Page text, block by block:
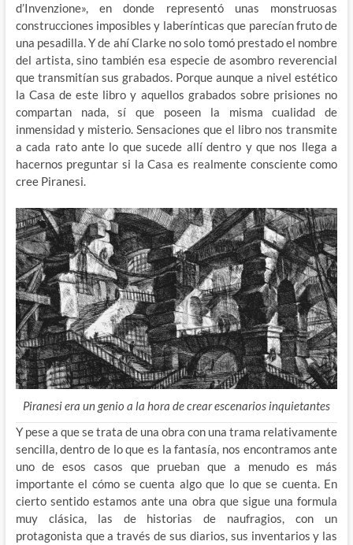
d’Invenzione», en donde representó unas monstruosas
construcciones imposibles y laberínticas que parecían fruto de
una pesadilla. Y de ahí Clarke no solo tomó prestado el nombre
del artista, sino también esa especie de asombro reverencial
que transmitían sus grabados. Porque aunque a nivel estético
la Casa de este libro y aquellos grabados sobre prisiones no
compartan nada, sí que poseen la misma cualidad de
inmensidad y misterio. Sensaciones que el libro nos transmite
a cada rato ante lo que sucede allí dentro y que nos llega a
hacernos preguntar si la Casa es realmente consciente como
cree Piranesi.
Piranesi era un genio a la hora de crear escenarios inquietantes
Y pese a que se trata de una obra con una trama relativamente
sencilla, dentro de lo que es la fantasía, nos encontramos ante
uno de esos casos que prueban que a menudo es más
importante el cómo se cuenta algo que lo que se cuenta. En
cierto sentido estamos ante una obra que sigue una formula
muy clásica, las de historias de naufragios, con un
protagonista que a través de sus diarios, sus inventarios y las